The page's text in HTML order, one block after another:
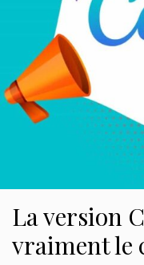
La version
vraiment le